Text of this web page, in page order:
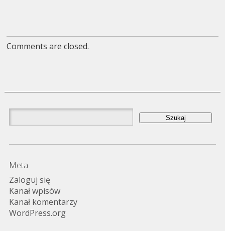
Comments are closed.
Szukaj:
Meta
Zaloguj się
Kanał wpisów
Kanał komentarzy
WordPress.org